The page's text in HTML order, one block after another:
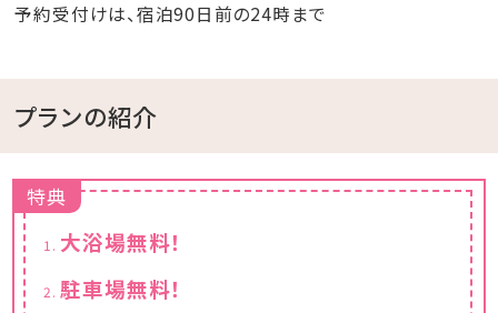
予約受付けは、宿泊90日前の24時まで
プランの紹介
特典
大浴場無料！
駐車場無料！